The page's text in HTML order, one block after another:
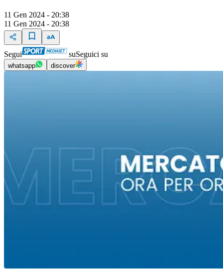
11 Gen 2024 - 20:38
11 Gen 2024 - 20:38
Segui suSeguici su
whatsapp discover